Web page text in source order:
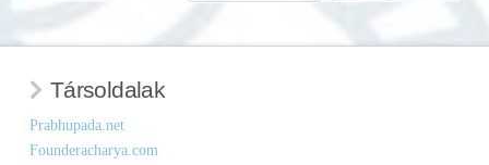
Társoldalak
Prabhupada.net
Founderacharya.com